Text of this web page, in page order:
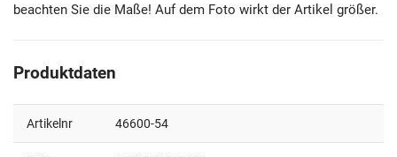
beachten Sie die Maße! Auf dem Foto wirkt der Artikel größer.
Produktdaten
Artikelnr 46600-54